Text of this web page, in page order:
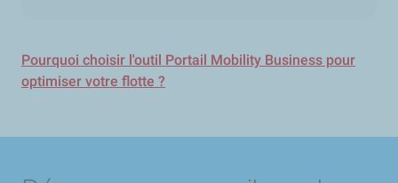
Pourquoi choisir l'outil Portail Mobility Business pour
optimiser votre flotte ?